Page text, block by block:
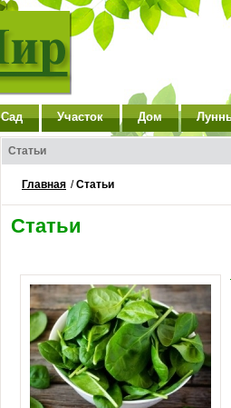
Сад Участок Дом
Статьи
Главная /Статьи
Статьи